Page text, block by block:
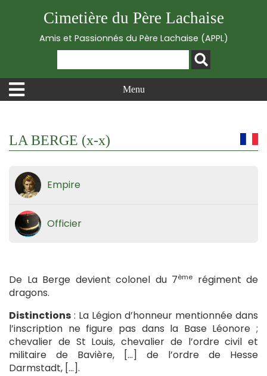
Cimetière du Père Lachaise
Amis et Passionnés du Père Lachaise (APPL)
Menu
LA BERGE (x-x)
Empire
Officier
De La Berge devient colonel du 7ème
régiment de
dragons.
Distinctions : La Légion d’honneur mentionnée dans
l’inscription ne figure pas dans la Base Léonore ;
chevalier de St Louis, chevalier de l’ordre civil et
militaire de Bavière, […] de l’ordre de Hesse
Darmstadt, […].